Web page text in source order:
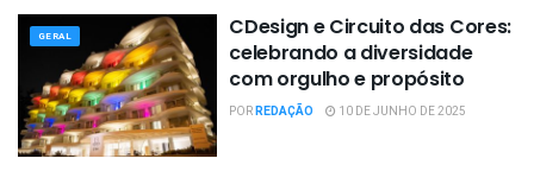
GERAL
CDesign e Circuito das Cores:
celebrando a diversidade
com orgulho e propósito
PORREDAÇÃO 10 DE JUNHO DE 2025